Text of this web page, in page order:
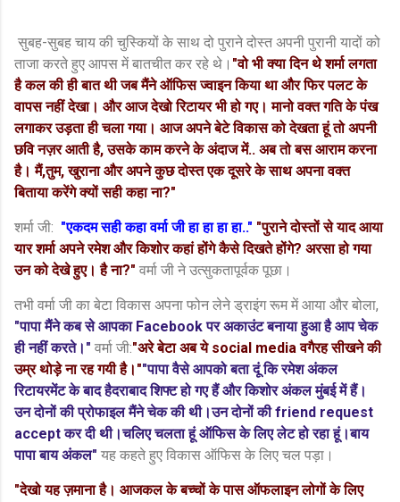
सुबह-सुबह चाय की चुस्कियों के साथ दो पुराने दोस्त अपनी पुरानी यादों को
ताजा करते हुए आपस में बातचीत कर रहे थे। "वो भी क्या दिन थे शर्मा लगता
है कल की ही बात थी जब मैंने ऑफिस ज्वाइन किया था और फिर पलट के
वापस नहीं देखा। और आज देखो रिटायर भी हो गए। मानो वक्त गति के पंख
लगाकर उड़ता ही चला गया। आज अपने बेटे विकास को देखता हूं तो अपनी
छवि नज़र आती है, उसके काम करने के अंदाज में.. अब तो बस आराम करना
है। मैं,तुम, खुराना और अपने कुछ दोस्त एक दूसरे के साथ अपना वक्त
बिताया करेंगे क्यों सही कहा ना?"
शर्मा जी: "एकदम सही कहा वर्मा जी हा हा हा हा.." "पुराने दोस्तों से याद आया
यार शर्मा अपने रमेश और किशोर कहां होंगे कैसे दिखते होंगे? अरसा हो गया
उन को देखे हुए। है ना?" वर्मा जी ने उत्सुकतापूर्वक पूछा।
तभी वर्मा जी का बेटा विकास अपना फोन लेने ड्राइंग रूम में आया और बोला,
"पापा मैंने कब से आपका Facebook पर अकाउंट बनाया हुआ है आप चेक
ही नहीं करते।" वर्मा जी:"अरे बेटा अब ये social media वगैरह सीखने की
उम्र थोड़े ना रह गयी है।""पापा वैसे आपको बता दूं कि रमेश अंकल
रिटायरमेंट के बाद हैदराबाद शिफ्ट हो गए हैं और किशोर अंकल मुंबई में हैं।
उन दोनों की प्रोफाइल मैंने चेक की थी।उन दोनों की friend request
accept कर दी थी।चलिए चलता हूं ऑफिस के लिए लेट हो रहा हूं।बाय
पापा बाय अंकल" यह कहते हुए विकास ऑफिस के लिए चल पड़ा।
"देखो यह ज़माना है। आजकल के बच्चों के पास ऑफलाइन लोगों के लिए